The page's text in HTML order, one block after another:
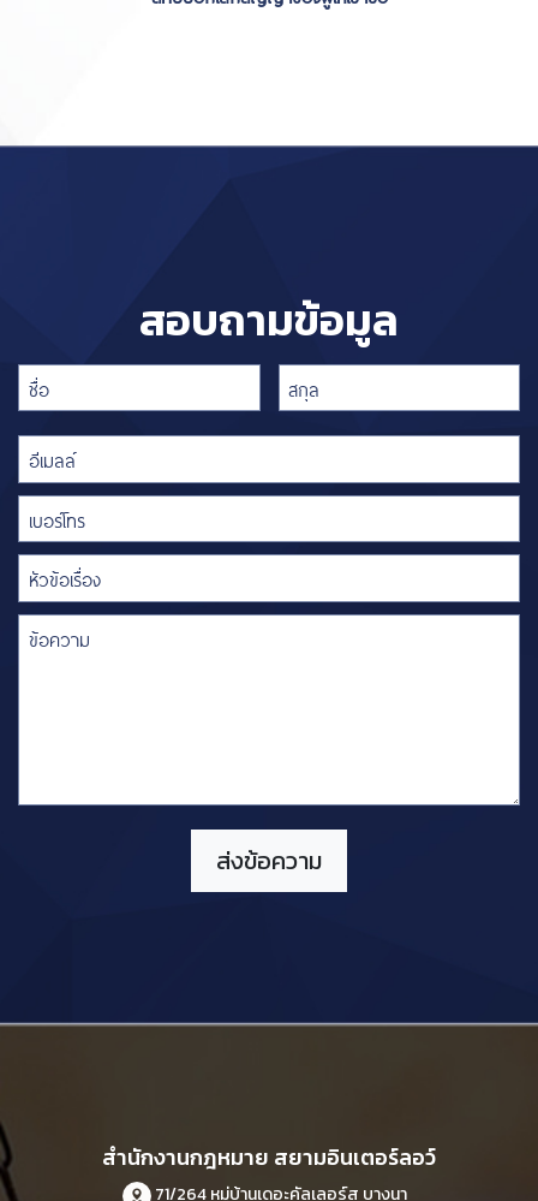
สอบถามข้อมูล
สำนักงานกฎหมาย สยามอินเตอร์ลอว์
71/264 หมู่บ้านเดอะคัลเลอร์ส บางนา